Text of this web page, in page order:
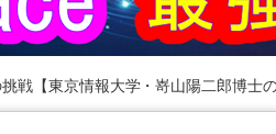
戦【東京情報大学・嵜山陽二郎博士の